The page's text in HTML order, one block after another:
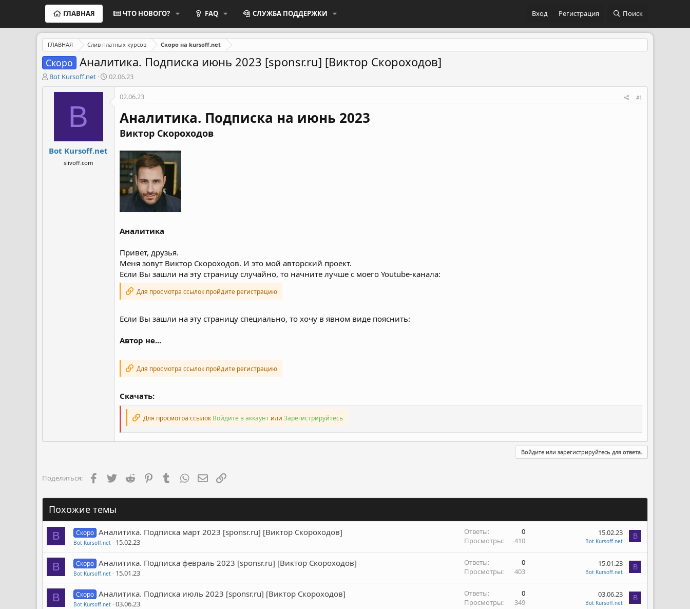
ГЛАВНАЯ ЧТО НОВОГО? FAQ СЛУЖБА ПОДДЕРЖКИ Вход Регистрация Поиск
ГЛАВНАЯ Слив платных курсов Скоро на kursoff.net
Скоро Аналитика. Подписка июнь 2023 [sponsr.ru] [Виктор Скороходов]
А
в
ы
Bot Kursoff.net
Д
а
а
02.06.23
B
Bot Kursoff.net
slivoff.com
02.06.23 #1
Аналитика. Подписка на июнь 2023
Виктор Скороходов
Аналитика
Привет, друзья.
Меня зовут Виктор Скороходов. И это мой авторский проект.
Если Вы зашли на эту страницу случайно, то начните лучше с моего Youtube-канала:
Для просмотра ссылок пройдите регистрацию
Если Вы зашли на эту страницу специально, то хочу в явном виде пояснить:
Автор не...
Для просмотра ссылок пройдите регистрацию
Скачать:
Для просмотра ссылок Войдите в аккаунт или Зарегистрируйтесь
Войдите или зарегистрируйтесь для ответа.
Поделиться: FacebookTwitter Reddit PinterestTumblr WhatsAppЭлектронная почта
Похожие темы
B Скоро Аналитика. Подписка март 2023 [sponsr.ru] [Виктор Скороходов]
Bot Kursoff.net 15.02.23
Ответы
0
Просмотры
410
15.02.23
Bot Kursoff.net
B
B Скоро Аналитика. Подписка февраль 2023 [sponsr.ru] [Виктор Скороходов]
Bot Kursoff.net 15.01.23
Ответы
0
Просмотры
403
15.01.23
Bot Kursoff.net
B
B Скоро Аналитика. Подписка июль 2023 [sponsr.ru] [Виктор Скороходов]
Bot Kursoff.net 03.06.23
Ответы
0
Просмотры
349
03.06.23
Bot Kursoff.net
B